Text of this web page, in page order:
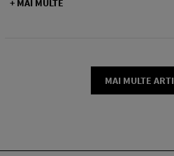
+ MAI MULTE
MAI MULTE